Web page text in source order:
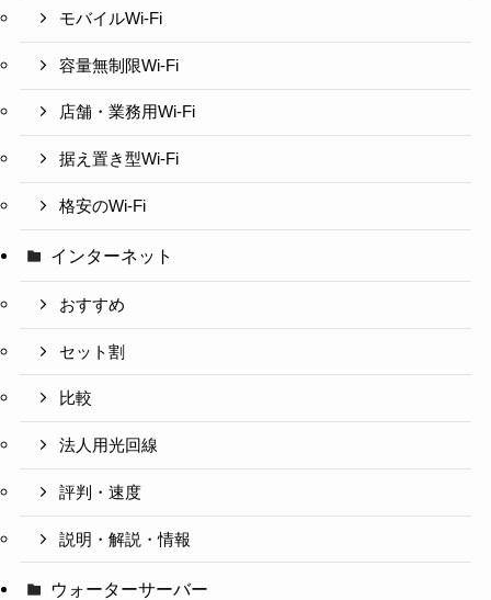
モバイルWi-Fi
容量無制限Wi-Fi
店舗・業務用Wi-Fi
据え置き型Wi-Fi
格安のWi-Fi
インターネット
おすすめ
セット割
比較
法人用光回線
評判・速度
説明・解説・情報
ウォーターサーバー